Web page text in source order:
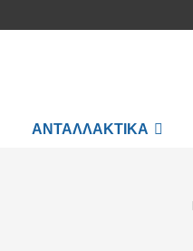
ΑΝΤΑΛΛΑΚΤΙΚΑ